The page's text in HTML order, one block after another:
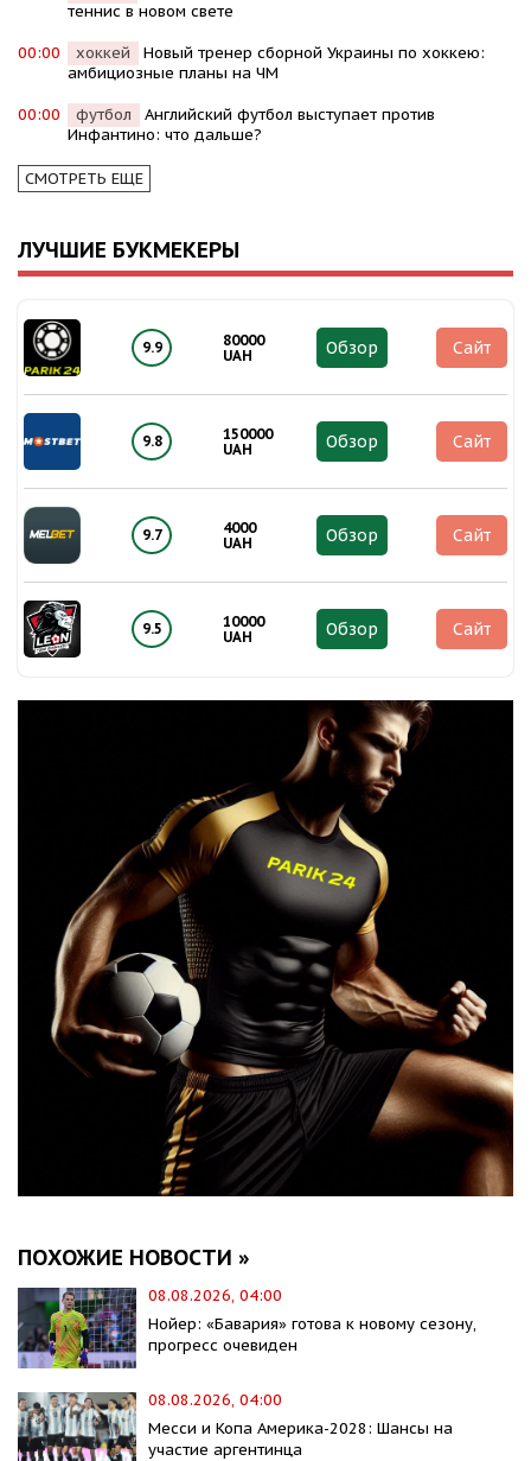
теннис в новом свете
00:00 хоккей
Новый тренер сборной Украины по хоккею:
амбициозные планы на ЧМ
00:00 футбол
Английский футбол выступает против
Инфантино: что дальше?
СМОТРЕТЬ ЕЩЕ
ЛУЧШИЕ БУКМЕКЕРЫ
9.9
80000
UAH
Обзор Сайт
9.8
150000
UAH
Обзор Сайт
9.7
4000
UAH
Обзор Сайт
9.5
10000
UAH
Обзор Сайт
ПОХОЖИЕ НОВОСТИ »
08.08.2026, 04:00
Нойер: «Бавария» готова к новому сезону,
прогресс очевиден
08.08.2026, 04:00
Месси и Копа Америка-2028: Шансы на
участие аргентинца